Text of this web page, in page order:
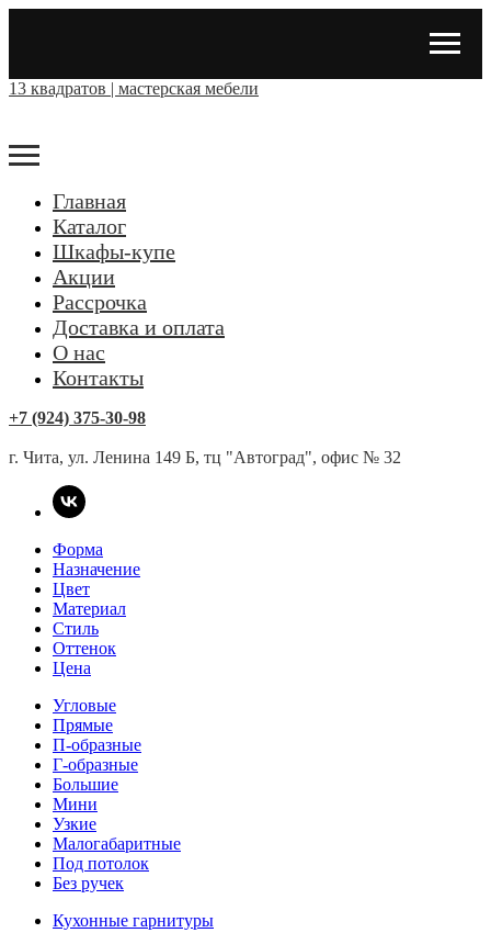
13 квадратов | мастерская мебели
Главная
Каталог
Шкафы-купе
Акции
Рассрочка
Доставка и оплата
О нас
Контакты
+7 (924) 375-30-98
г. Чита, ул. Ленина 149 Б, тц "Автоград", офис № 32
Форма
Назначение
Цвет
Материал
Стиль
Оттенок
Цена
Угловые
Прямые
П-образные
Г-образные
Большие
Мини
Узкие
Малогабаритные
Под потолок
Без ручек
Кухонные гарнитуры